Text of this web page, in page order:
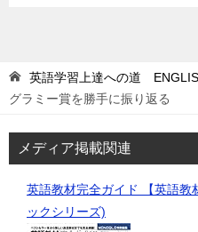
英語学習上達への道
グラミー賞を勝手に振り返る
メディア掲載関連
英語教材完全ガイド 【英語教
ックシリーズ)